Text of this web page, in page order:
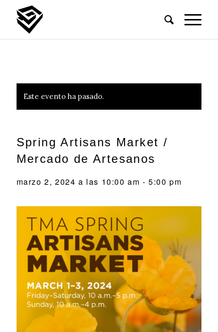
Este evento ha pasado.
Spring Artisans Market /
Mercado de Artesanos
marzo 2, 2024 a las 10:00 am -5:00 pm